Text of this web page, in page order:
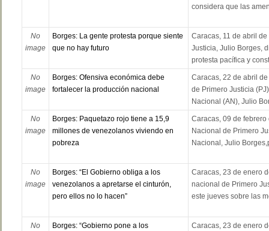
considera que las
No
image
Borges: La gente protesta porque siente
que no hay futuro
Caracas, 11 de abril
Justicia, Julio Borges,
protesta pacífica y
No
image
Borges: Ofensiva económica debe
fortalecer la producción nacional
Caracas, 22 de abril
de Primero Justicia
Nacional (AN), Julio
No
image
Borges: Paquetazo rojo tiene a 15,9
millones de venezolanos viviendo en
pobreza
Caracas, 09 de
Nacional de Primero
Nacional, Julio
No
image
Borges: “El Gobierno obliga a los
venezolanos a apretarse el cinturón,
pero ellos no lo hacen”
Caracas, 23 de enero
nacional de Primero
este jueves sobre las
No
Borges: “Gobierno pone a los
Caracas, 23 de enero